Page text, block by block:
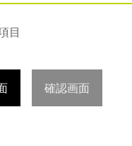
目
確認画面